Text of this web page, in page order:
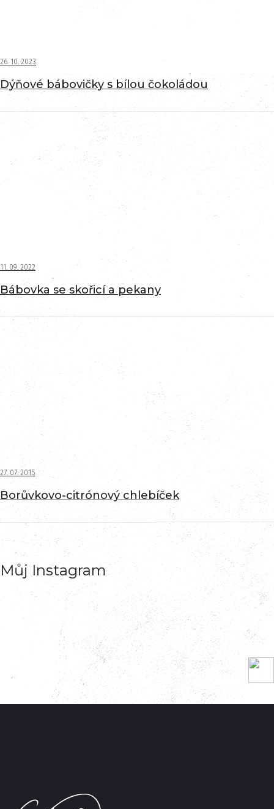
26. 10. 2023
Dýňové bábovičky s bílou čokoládou
11. 09. 2022
Bábovka se skořicí a pekany
27. 07. 2015
Borůvkovo-citrónový chlebíček
Můj Instagram